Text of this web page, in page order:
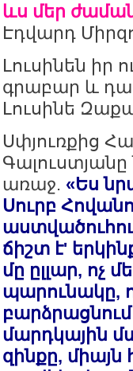
ևս մեր
Էդվարդ
Լուսինեն իր
գրաբար և
Լուսինե
Սփյուռքից
առաջ. «Ես
Սուրբ
ճիշտ է'
մը ըլլար, ոչ
պարունակը,
մարդկային
զինքը,